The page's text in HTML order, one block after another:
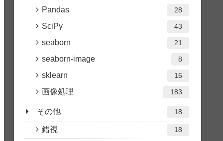
Pandas 28
SciPy 43
seaborn 21
seaborn-image 8
sklearn 16
画像処理 183
その他 18
錯視 18